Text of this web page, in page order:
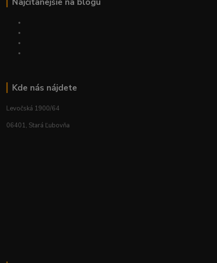
Kde nás nájdete
Levočská 1900/64
06401, Stará Ľubovňa